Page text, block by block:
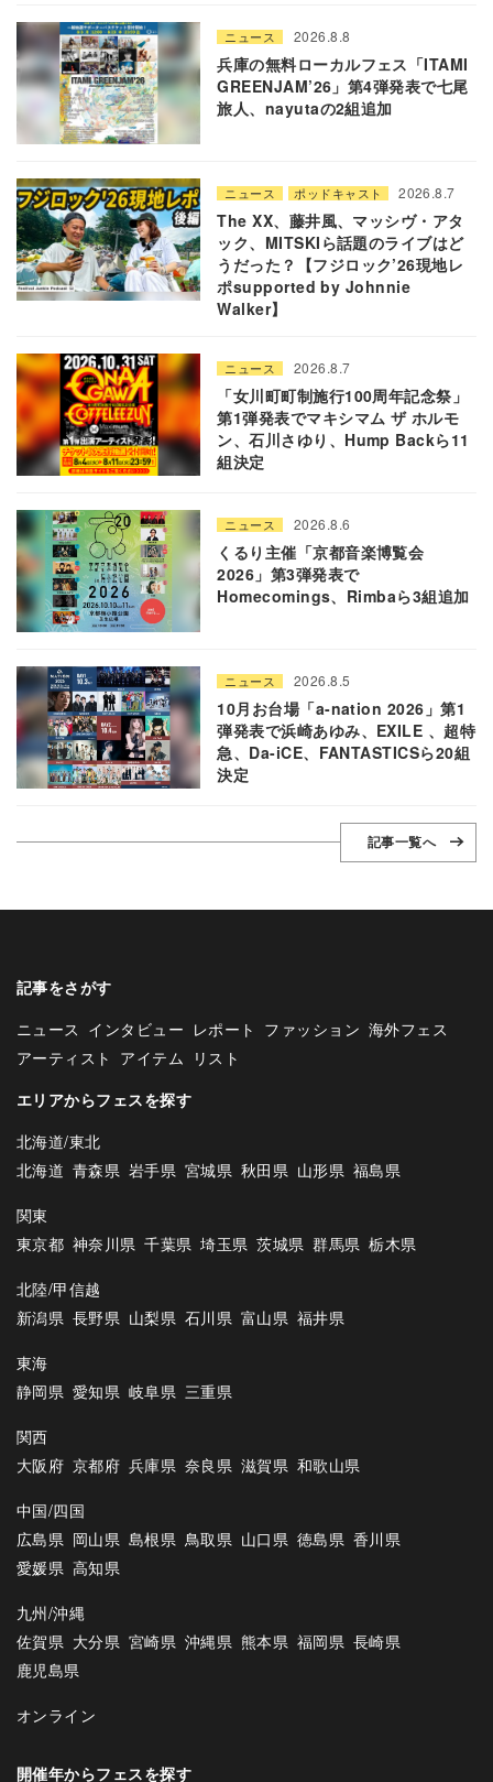
ニュース 2026.8.8
兵庫の無料ローカルフェス「ITAMI
GREENJAM’26」第4弾発表で七尾
旅人、nayutaの2組追加
ニュース ポッドキャスト 2026.8.7
The XX、藤井風、マッシヴ・アタ
ック、MITSKIら話題のライブはど
うだった？【フジロック’26現地レ
ポsupported by Johnnie
Walker】
ニュース 2026.8.7
「女川町町制施行100周年記念祭」
第1弾発表でマキシマム ザ ホルモ
ン、石川さゆり、Hump Backら11
組決定
ニュース 2026.8.6
くるり主催「京都音楽博覧会
2026」第3弾発表で
Homecomings、Rimbaら3組追加
ニュース 2026.8.5
10月お台場「a-nation 2026」第1
弾発表で浜崎あゆみ、EXILE 、超特
急、Da-iCE、FANTASTICSら20組
決定
記事一覧へ
記事をさがす
ニュース インタビュー レポート ファッション 海外フェス
アーティスト アイテム リスト
エリアからフェスを探す
北海道/東北
北海道 青森県 岩手県 宮城県 秋田県 山形県 福島県
関東
東京都 神奈川県 千葉県 埼玉県 茨城県 群馬県 栃木県
北陸/甲信越
新潟県 長野県 山梨県 石川県 富山県 福井県
東海
静岡県 愛知県 岐阜県 三重県
関西
大阪府 京都府 兵庫県 奈良県 滋賀県 和歌山県
中国/四国
広島県 岡山県 島根県 鳥取県 山口県 徳島県 香川県
愛媛県 高知県
九州/沖縄
佐賀県 大分県 宮崎県 沖縄県 熊本県 福岡県 長崎県
鹿児島県
オンライン
開催年からフェスを探す